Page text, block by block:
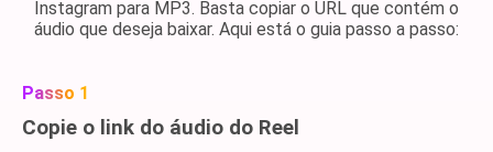
Instagram para MP3. Basta copiar o URL que contém o
áudio que deseja baixar. Aqui está o guia passo a passo:
Passo 1
Copie o link do áudio do Reel